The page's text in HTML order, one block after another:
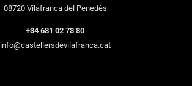
08720 Vilafranca del Penedès
+34 681 02 73 80
info@castellersdevilafranca.cat